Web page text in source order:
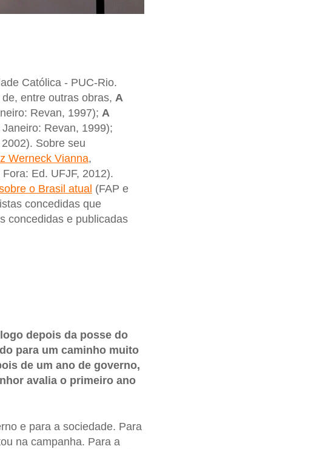
Católica - PUC-Rio.
entre outras obras, A
Revan, 1997); A
Revan, 1999);
Sobre seu
Werneck Vianna,
Ed. UFJF, 2012).
o Brasil atual (FAP e
concedidas que
concedidas e publicadas
depois da posse do
para um caminho muito
de um ano de governo,
avalia o primeiro ano
e para a sociedade. Para
na campanha. Para a